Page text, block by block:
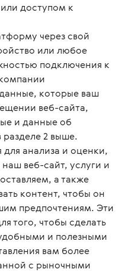
доступом к
через свой
или любое
подключения к
которые ваш
веб-сайта,
и данные об
разделе 2 выше.
анализа и оценки,
веб-сайт, услуги и
а также
контент, чтобы он
предпочтениям. Эти
того, чтобы сделать
и полезными
вам более
с рыночными